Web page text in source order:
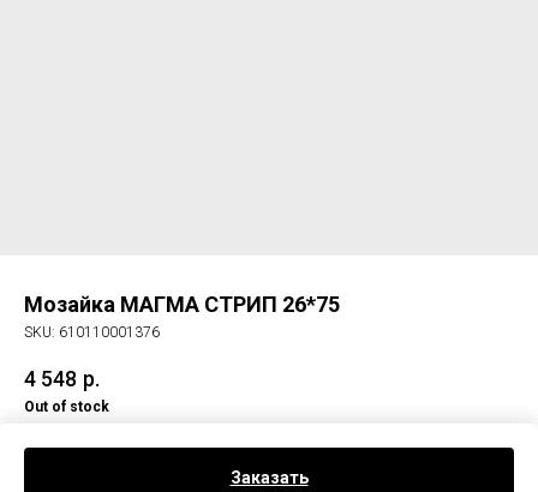
Мозайка МАГМА СТРИП 26*75
SKU: 610110001376
4 548 р.
Out of stock
Заказать
Мозайка МАГМА СТРИП 26*75